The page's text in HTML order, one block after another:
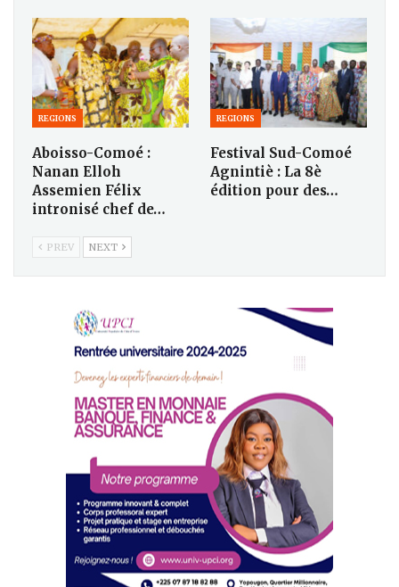
REGIONS
Aboisso-Comoé :
Nanan Elloh
Assemien Félix
intronisé chef de…
REGIONS
Festival Sud-Comoé
Agnintiè : La 8è
édition pour des…
PREV NEXT